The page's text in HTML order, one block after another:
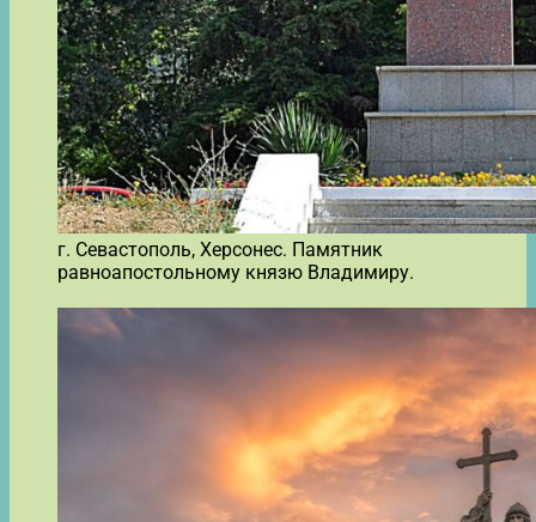
г. Севастополь, Херсонес. Памятник
равноапостольному князю Владимиру.